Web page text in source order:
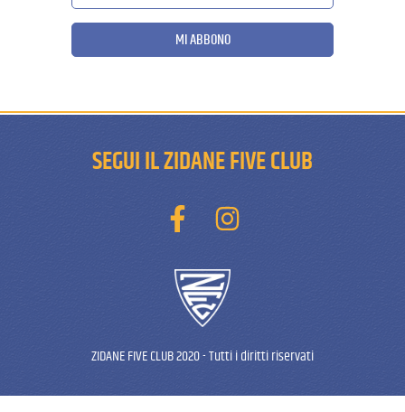
MI ABBONO
ZIDANE FIVE CLUB 2020- Tutti i diritti riservati
SEGUI IL ZIDANE FIVE CLUB